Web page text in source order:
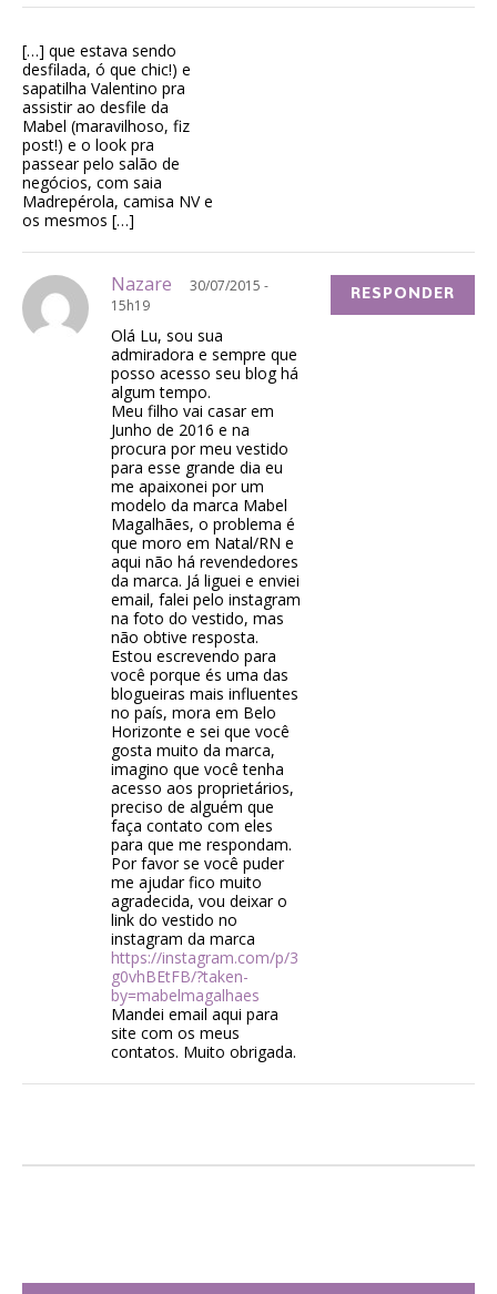
[…] que estava sendo
desfilada, ó que chic!) e
sapatilha Valentino pra
assistir ao desfile da
Mabel (maravilhoso, fiz
post!) e o look pra
passear pelo salão de
negócios, com saia
Madrepérola, camisa NV e
os mesmos […]
Nazare
30/07/2015 -
15h19
Olá Lu, sou sua
admiradora e sempre que
posso acesso seu blog há
algum tempo.
Meu filho vai casar em
Junho de 2016 e na
procura por meu vestido
para esse grande dia eu
me apaixonei por um
modelo da marca Mabel
Magalhães, o problema é
que moro em Natal/RN e
aqui não há revendedores
da marca. Já liguei e enviei
email, falei pelo instagram
na foto do vestido, mas
não obtive resposta.
Estou escrevendo para
você porque és uma das
blogueiras mais influentes
no país, mora em Belo
Horizonte e sei que você
gosta muito da marca,
imagino que você tenha
acesso aos proprietários,
preciso de alguém que
faça contato com eles
para que me respondam.
Por favor se você puder
me ajudar fico muito
agradecida, vou deixar o
link do vestido no
instagram da marca
https://instagram.com/p/3
g0vhBEtFB/?taken-
by=mabelmagalhaes
Mandei email aqui para
site com os meus
contatos. Muito obrigada.
RESPONDER